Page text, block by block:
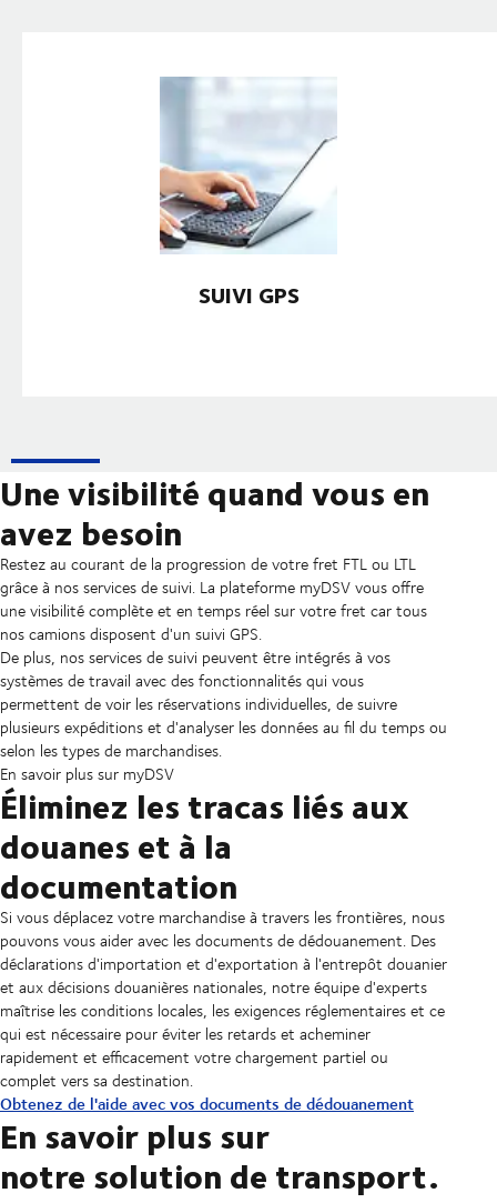
SUIVI GPS
Une visibilité quand vous en
avez besoin
Restez au courant de la progression de votre fret FTL ou LTL
grâce à nos services de suivi. La plateforme myDSV vous offre
une visibilité complète et en temps réel sur votre fret car tous
nos camions disposent d'un suivi GPS.
De plus, nos services de suivi peuvent être intégrés à vos
systèmes de travail avec des fonctionnalités qui vous
permettent de voir les réservations individuelles, de suivre
plusieurs expéditions et d'analyser les données au fil du temps ou
selon les types de marchandises.
En savoir plus sur myDSV
Éliminez les tracas liés aux
douanes et à la
documentation
Si vous déplacez votre marchandise à travers les frontières, nous
pouvons vous aider avec les documents de dédouanement. Des
déclarations d'importation et d'exportation à l'entrepôt douanier
et aux décisions douanières nationales, notre équipe d'experts
maîtrise les conditions locales, les exigences réglementaires et ce
qui est nécessaire pour éviter les retards et acheminer
rapidement et efficacement votre chargement partiel ou
complet vers sa destination.
Obtenez de l'aide avec vos documents de dédouanement
En savoir plus sur
notre solution de transport.